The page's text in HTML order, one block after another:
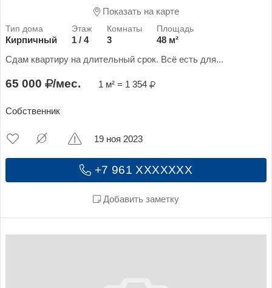
Показать на карте
Кирпичный 1 / 4 3
48 м²
Сдам квартиру на длительный срок. Всё есть для...
65 000 /мес. 1 м² = 1 354
Собственник
+7 961 XXXXXXX
Добавить заметку
19 ноя 2023